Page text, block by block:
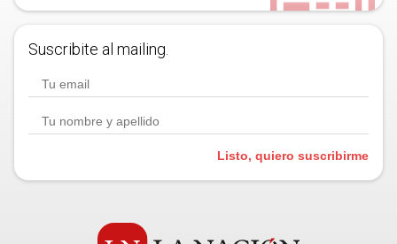
Suscribite al mailing.
Listo, quiero suscribirme